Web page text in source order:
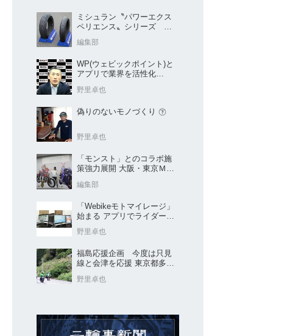
ミシュラン〝パワーエクス
ペリエンス〟シリーズ
売
編集部
WP(ウェビックポイント)と
アプリで業界を活性化
野里卓也
偽りのないモノづくり ㊦
野里卓也
「モンスト」とのコラボ施
策強力展開 大阪・東京ＭＣ
編集部
「Webikeモトマイレージ」
始まる アプリでライダーと
野里卓也
福島応援企画 今度は只見
線と会津を応援 東京都多摩
野里卓也